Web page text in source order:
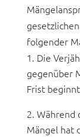
folgender
Die
gegenüber
Frist
Während
Mängel hat